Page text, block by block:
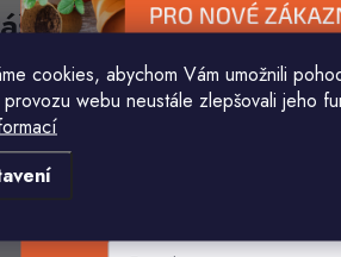
cookies, abychom Vám umožnili
webu neustále zlepšovali jeho
e-mail E-mail
Vložením e-mailu